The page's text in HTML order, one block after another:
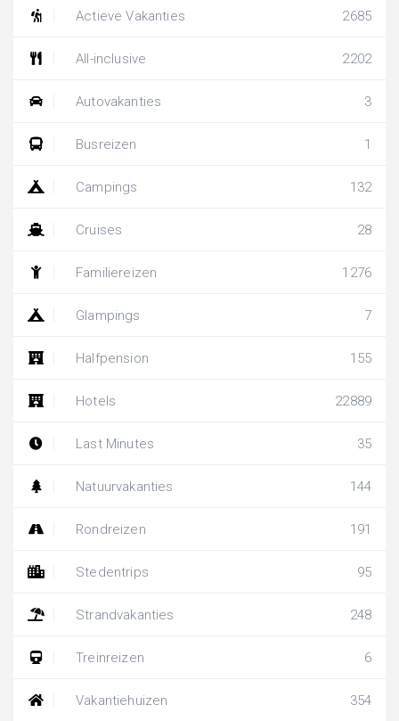
Actieve Vakanties 2685
All-inclusive 2202
Autovakanties 3
Busreizen 1
Campings 132
Cruises 28
Familiereizen 1276
Glampings 7
Halfpension 155
Hotels 22889
Last Minutes 35
Natuurvakanties 144
Rondreizen 191
Stedentrips 95
Strandvakanties 248
Treinreizen 6
Vakantiehuizen 354